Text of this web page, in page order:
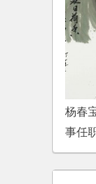
杨春
事任